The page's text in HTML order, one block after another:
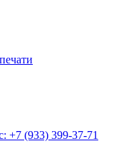
+7 (933) 399-37-71